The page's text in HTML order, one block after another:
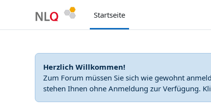
Startseite
Herzlich Willkommen!
Zum Forum müssen Sie sich wie gewohnt
stehen Ihnen ohne Anmeldung zur Verfügung.